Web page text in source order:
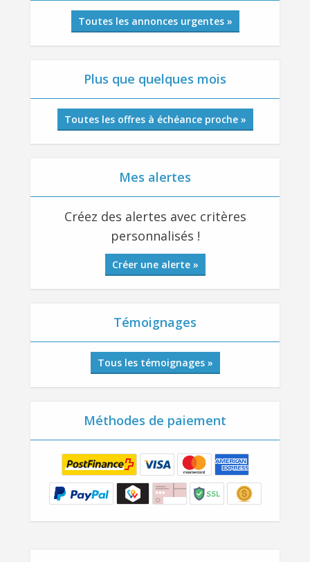
Toutes les annonces urgentes »
Plus que quelques mois
Toutes les offres à échéance proche »
Mes alertes
Créez des alertes avec critères
personnalisés !
Créer une alerte »
Témoignages
Tous les témoignages »
Méthodes de paiement